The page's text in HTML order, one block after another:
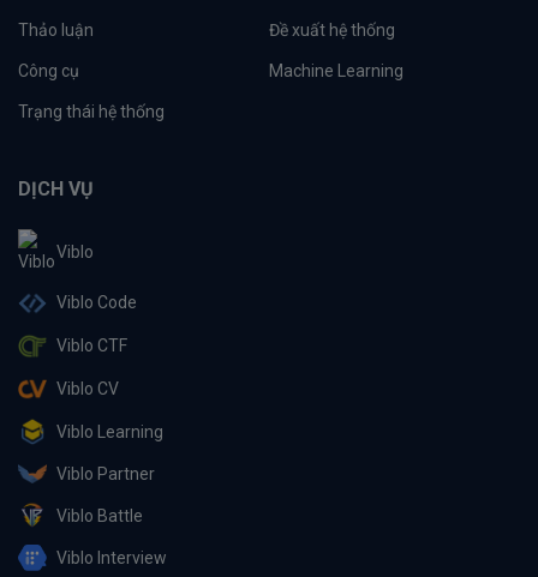
Thảo luận Đề xuất hệ thống
Công cụ Machine Learning
Trạng thái hệ thống
DỊCH VỤ
Viblo
Viblo Code
Viblo CTF
Viblo CV
Viblo Learning
Viblo Partner
Viblo Battle
Viblo Interview